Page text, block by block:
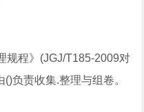
规程》(JGJ/T185-2009对
负责收集.整理与组卷。